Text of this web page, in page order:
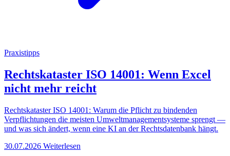
Praxistipps
Rechtskataster ISO 14001: Wenn Excel
nicht mehr reicht
Rechtskataster ISO 14001: Warum die Pflicht zu bindenden
Verpflichtungen die meisten Umweltmanagementsysteme sprengt —
und was sich ändert, wenn eine KI an der Rechtsdatenbank hängt.
30.07.2026 Weiterlesen